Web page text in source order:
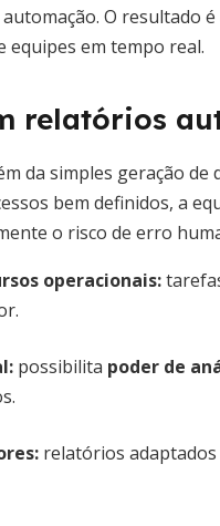
O resultado é
em tempo real.
relatórios
da simples geração
bem definidos, a
o risco de erro
operacionais:
possibilita poder de
relatórios adaptados